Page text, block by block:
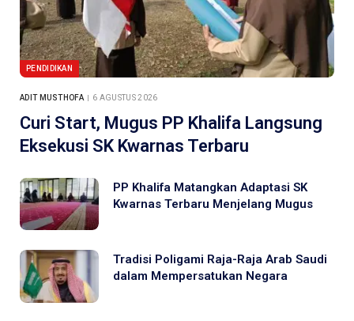
PENDIDIKAN
ADIT MUSTHOFA 6 AGUSTUS 2026
Curi Start, Mugus PP Khalifa Langsung
Eksekusi SK Kwarnas Terbaru
PP Khalifa Matangkan Adaptasi SK
Kwarnas Terbaru Menjelang Mugus
Tradisi Poligami Raja-Raja Arab Saudi
dalam Mempersatukan Negara